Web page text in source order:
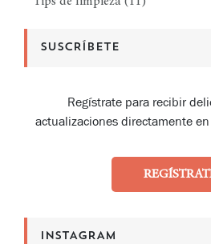
SUSCRÍBETE
Regístrate para recibir
actualizaciones directamente
INSTAGRAM